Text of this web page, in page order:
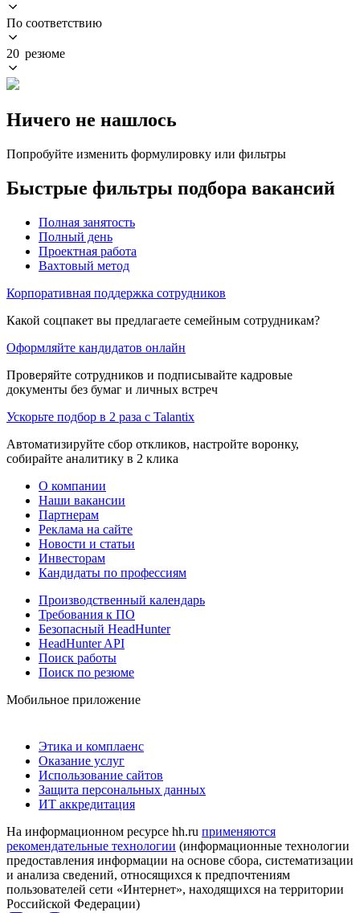
По соответствию
20 резюме
Ничего не нашлось
Попробуйте изменить формулировку или фильтры
Быстрые фильтры подбора вакансий
Полная занятость
Полный день
Проектная работа
Вахтовый метод
Корпоративная поддержка сотрудников
Какой соцпакет вы предлагаете семейным сотрудникам?
Оформляйте кандидатов онлайн
Проверяйте сотрудников и подписывайте кадровые
документы без бумаг и личных встреч
Ускорьте подбор в 2 раза с Talantix
Автоматизируйте сбор откликов, настройте воронку,
собирайте аналитику в 2 клика
О компании
Наши вакансии
Партнерам
Реклама на сайте
Новости и статьи
Инвесторам
Кандидаты по профессиям
Производственный календарь
Требования к ПО
Безопасный HeadHunter
HeadHunter API
Поиск работы
Поиск по резюме
Мобильное приложение
Этика и комплаенс
Оказание услуг
Использование сайтов
Защита персональных данных
ИТ аккредитация
На информационном ресурсе hh.ru применяются
рекомендательные технологии (информационные технологии
предоставления информации на основе сбора, систематизации
и анализа сведений, относящихся к предпочтениям
пользователей сети «Интернет», находящихся на территории
Российской Федерации)